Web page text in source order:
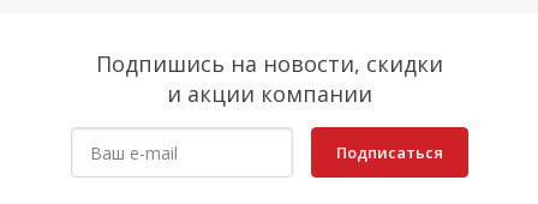
Подпишись на новости, скидки
и акции компании
Подписаться